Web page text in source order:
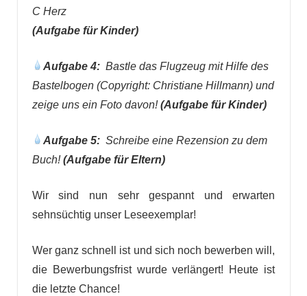
C Herz
(Aufgabe für Kinder)
Aufgabe 4:Bastle das Flugzeug mit Hilfe des
Bastelbogen (Copyright: Christiane Hillmann) und
zeige uns ein Foto davon! (Aufgabe für Kinder)
Aufgabe 5:Schreibe eine Rezension zu dem
Buch! (Aufgabe für Eltern)
Wir sind nun sehr gespannt und erwarten
sehnsüchtig unser Leseexemplar!
Wer ganz schnell ist und sich noch bewerben will,
die Bewerbungsfrist wurde verlängert! Heute ist
die letzte Chance!